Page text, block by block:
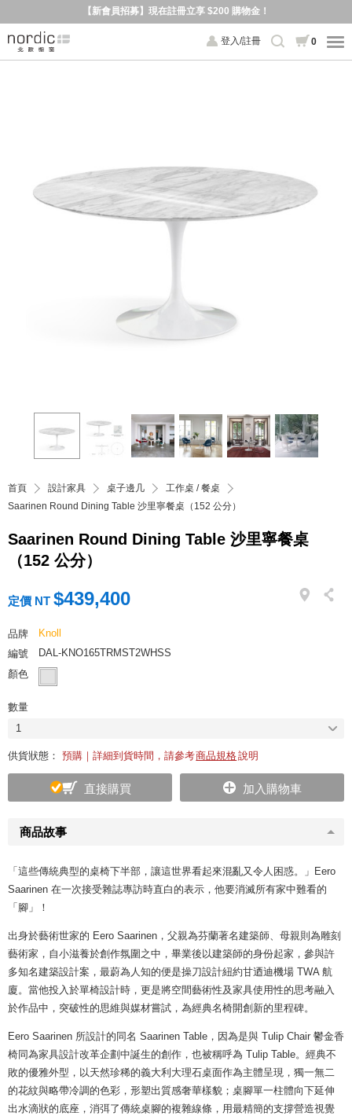
【新會員招募】現在註冊立享 $200 購物金！
登入/註冊 0
首頁 設計家具 桌子邊几
工作桌 / 餐桌
Saarinen Round Dining Table 沙里寧餐桌（152 公分）
Saarinen Round Dining Table 沙里寧餐桌
（152 公分）
商品故事
「這些傳統典型的桌椅下半部，讓這世界看起來混亂又令人困惑。」Eero
Saarinen 在一次接受雜誌專訪時直白的表示，他要消滅所有家中難看的
「腳」！
出身於藝術世家的 Eero Saarinen，父親為芬蘭著名建築師、母親則為雕刻
藝術家，自小滋養於創作氛圍之中，畢業後以建築師的身份起家，參與許
多知名建築設計案，最蔚為人知的便是操刀設計紐約甘迺迪機場 TWA 航
廈。當他投入於單椅設計時，更是將空間藝術性及家具使用性的思考融入
於作品中，突破性的思維與媒材嘗試，為經典名椅開創新的里程碑。
Eero Saarinen 所設計的同名 Saarinen Table，因為是與 Tulip Chair 鬱金香
椅同為家具設計改革企劃中誕生的創作，也被稱呼為 Tulip Table。經典不
敗的優雅外型，以天然珍稀的義大利大理石桌面作為主體呈現，獨一無二
的花紋與略帶冷調的色彩，形塑出質感奢華樣貌；桌腳單一柱體向下延伸
出水滴狀的底座，消弭了傳統桌腳的複雜線條，用最精簡的支撐營造視覺
定價 NT $439,400
品牌
Knoll
編號
DAL-KNO165TRMST2WHSS
顏色
數量
1
供貨狀態： 預購｜詳細到貨時間，請參考商品規格說明
直接購買 加入購物車